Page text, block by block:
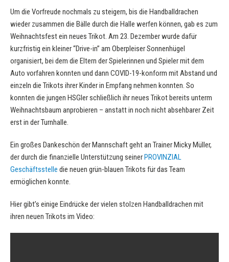
Um die Vorfreude nochmals zu steigern, bis die Handballdrachen
wieder zusammen die Bälle durch die Halle werfen können, gab es zum
Weihnachtsfest ein neues Trikot. Am 23. Dezember wurde dafür
kurzfristig ein kleiner “Drive-in” am Oberpleiser Sonnenhügel
organisiert, bei dem die Eltern der Spielerinnen und Spieler mit dem
Auto vorfahren konnten und dann COVID-19-konform mit Abstand und
einzeln die Trikots ihrer Kinder in Empfang nehmen konnten. So
konnten die jungen HSGler schließlich ihr neues Trikot bereits unterm
Weihnachtsbaum anprobieren – anstatt in noch nicht absehbarer Zeit
erst in der Turnhalle.
Ein großes Dankeschön der Mannschaft geht an Trainer Micky Müller,
der durch die finanzielle Unterstützung seinerPROVINZIAL
Geschäftsstelle die neuen grün-blauen Trikots für das Team
ermöglichen konnte.
Hier gibt’s einige Eindrücke der vielen stolzen Handballdrachen mit
ihren neuen Trikots im Video: